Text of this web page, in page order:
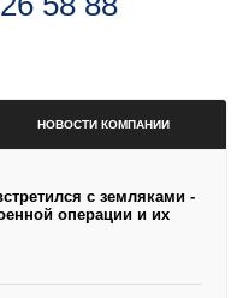
НОВОСТИ КОМПАНИИ
с земляками -
операции и их